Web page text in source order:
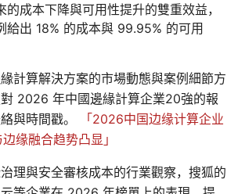
的成本下降與可用性提升的雙重效益，
給出 18% 的成本與 99.95% 的可用
計算解決方案的市場動態與案例細節方
2026 年中國邊緣計算企業20強的報
與時間戳。
「2026中国边缘计算企业
缘融合趋势凸显」
理與安全審核成本的行業觀察，搜狐的